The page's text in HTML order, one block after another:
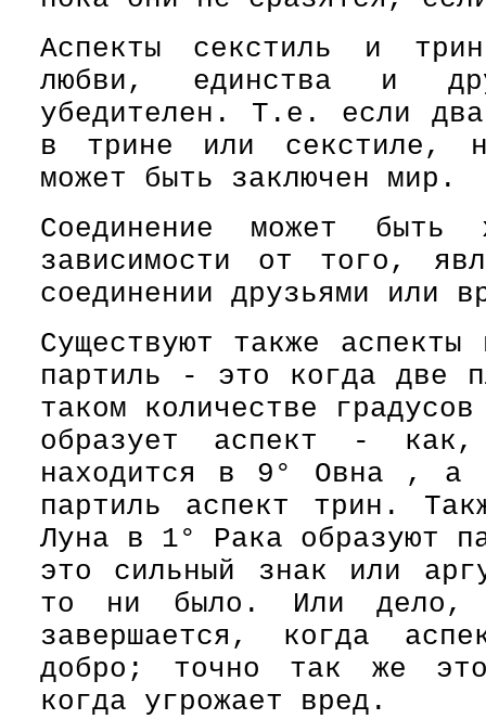
Аспекты секстиль и
любви, единства и
убедителен. Т.е. если два
в трине или секстиле,
может быть заключен мир.
Соединение может
зависимости от того,
соединении друзьями или
Существуют также
партиль - это когда две
таком количестве
образует аспект -
находится в 9° Овна ,
партиль аспект трин.
Луна в 1° Рака образуют
это сильный знак или
то ни было. Или дело,
завершается, когда
добро; точно так же
когда угрожает вред.